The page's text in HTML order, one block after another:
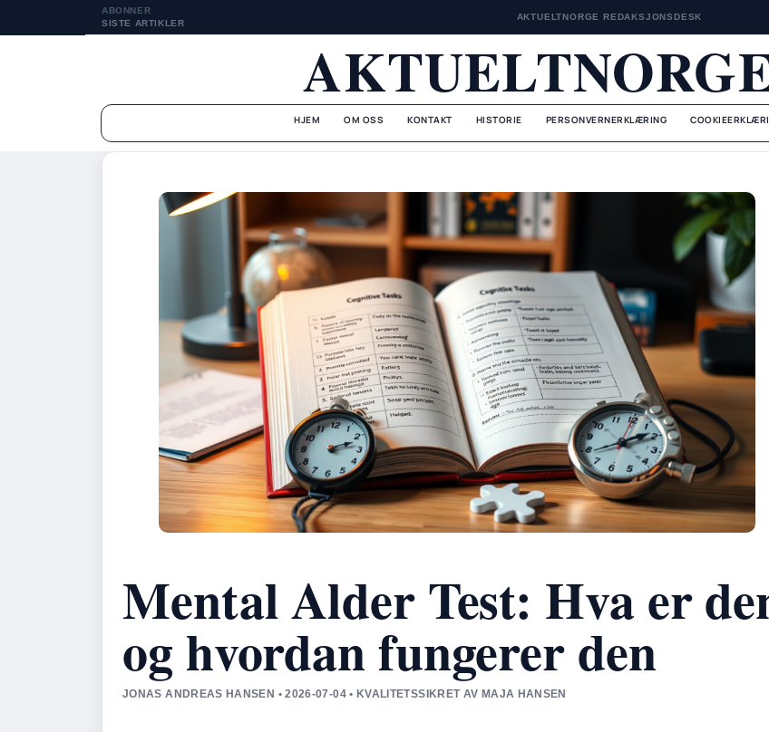
ABONNER
SISTE ARTIKLER
AKTUELTNORGE REDAKSJONSDESK
HJEM OM OSS KONTAKT HISTORIE PERSONVERNERKLÆRING
Mental Alder Test: Hva er
og hvordan fungerer den
JONAS ANDREAS HANSEN • 2026-07-04 • KVALITETSSIKRET AV MAJA HANSEN